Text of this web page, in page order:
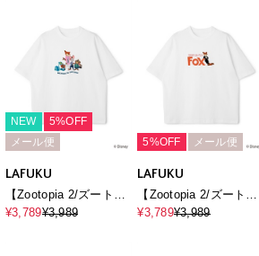
shirt《UNISEX》
NEW
5%OFF
メール便
LAFUKU
【Zootopia 2/ズートピ
ア2】キャラクタープリ
¥3,789¥3,989
5%OFF メール便
LAFUKU
【Zootopia 2/ズートピ
ア2】タキシード ニッ
¥3,789¥3,989